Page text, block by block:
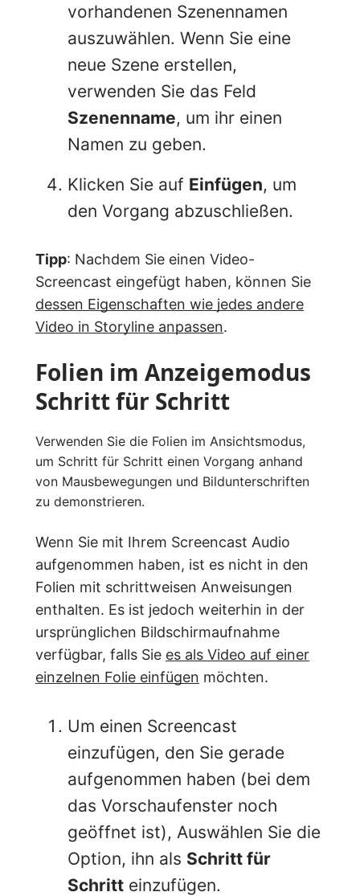
vorhandenen Szenennamen
auszuwählen. Wenn Sie eine
neue Szene erstellen,
verwenden Sie das Feld
Szenenname, um ihr einen
Namen zu geben.
Klicken Sie auf Einfügen, um
den Vorgang abzuschließen.
Tipp: Nachdem Sie einen Video-
Screencast eingefügt haben, können Sie
dessen Eigenschaften wie jedes andere
Video in Storyline anpassen.
Folien im Anzeigemodus
Schritt für Schritt
Verwenden Sie die Folien im Ansichtsmodus,
um Schritt für Schritt einen Vorgang anhand
von Mausbewegungen und Bildunterschriften
zu demonstrieren.
Wenn Sie mit Ihrem Screencast Audio
aufgenommen haben, ist es nicht in den
Folien mit schrittweisen Anweisungen
enthalten. Es ist jedoch weiterhin in der
ursprünglichen Bildschirmaufnahme
verfügbar, falls Sie es als Video auf einer
einzelnen Folie einfügen möchten.
Um einen Screencast
einzufügen, den Sie gerade
aufgenommen haben (bei dem
das Vorschaufenster noch
geöffnet ist), Auswählen Sie die
Option, ihn als Schritt für
Schritt einzufügen.